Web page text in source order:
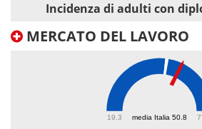
Incidenza di adulti con
MERCATO DEL LAVORO
media Italia 50.8
19.3